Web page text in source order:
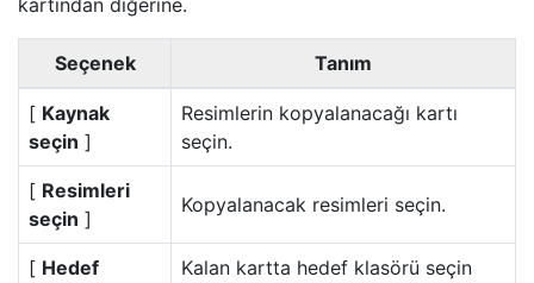
kartından diğerine.
Seçenek Tanım
[ Kaynak
seçin ]
Resimlerin kopyalanacağı kartı
seçin.
[ Resimleri
seçin ]
Kopyalanacak resimleri seçin.
[ Hedef
Kalan kartta hedef klasörü seçin